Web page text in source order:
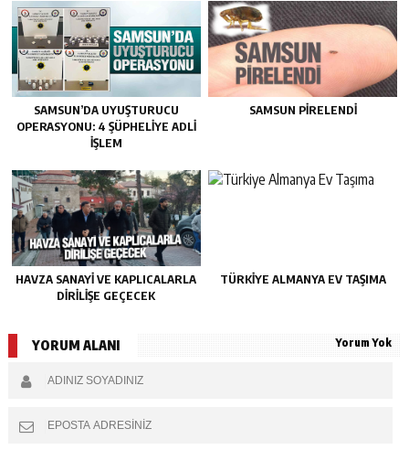
SAMSUN’DA UYUŞTURUCU
OPERASYONU: 4 ŞÜPHELIYE ADLI
İŞLEM
SAMSUN PIRELENDI
HAVZA SANAYI VE KAPLICALARLA
DIRILIŞE GEÇECEK
TÜRKIYE ALMANYA EV TAŞIMA
YORUM ALANI Yorum Yok